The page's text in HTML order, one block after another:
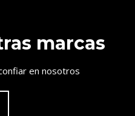
marcas
en nosotros